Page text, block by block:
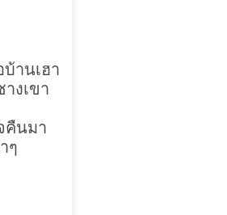
านเฮา
งเขา
คืนมา
ๆ